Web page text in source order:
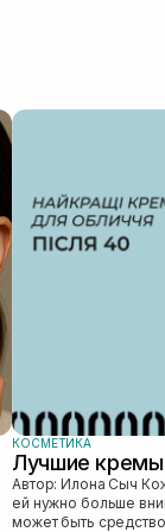
КОСМЕТИКА
Лучшие
Автор: Илона Сыч Кожа после 40 все еще красива и молода, просто
ей нужно больше
может быть